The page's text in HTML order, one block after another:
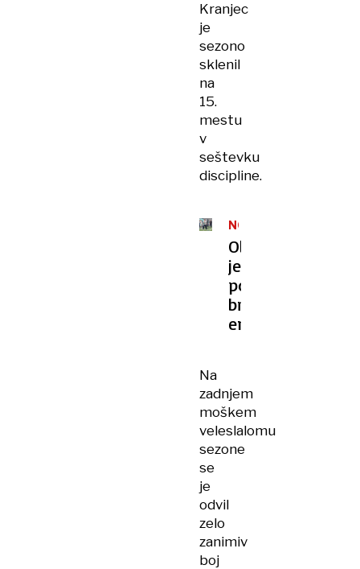
Kranjec
je
sezono
sklenil
na
15.
mestu
v
seštevku
discipline.
NOGOMET
Olimpija
je
povsem
brez
energije
Na
zadnjem
moškem
veleslalomu
sezone
se
je
odvil
zelo
zanimiv
boj